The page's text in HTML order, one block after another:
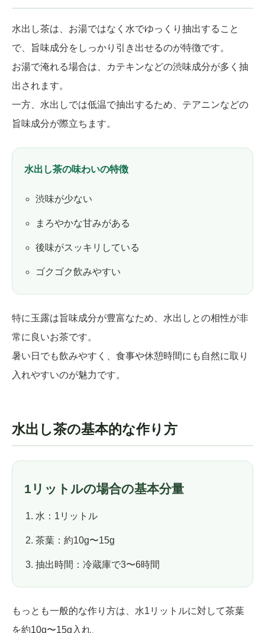
水出し茶は、お湯ではなく水でゆっくり抽出すること
で、旨味成分をしっかり引き出せるのが特徴です。
お湯で淹れる場合は、カテキンなどの渋味成分が多く抽
出されます。
一方、水出しでは低温で抽出するため、テアニンなどの
旨味成分が際立ちます。
水出し茶の味わいの特徴
渋味が少ない
まろやかな甘みがある
後味がスッキリしている
ゴクゴク飲みやすい
特に玉露は旨味成分が豊富なため、水出しとの相性が非
常に良いお茶です。
暑い日でも飲みやすく、食事や休憩時間にも自然に取り
入れやすいのが魅力です。
水出し茶の基本的な作り方
1リットルの場合の基本分量
水：1リットル
茶葉：約10g〜15g
抽出時間：冷蔵庫で3〜6時間
もっとも一般的な作り方は、水1リットルに対して茶葉
を約10g〜15g入れ、